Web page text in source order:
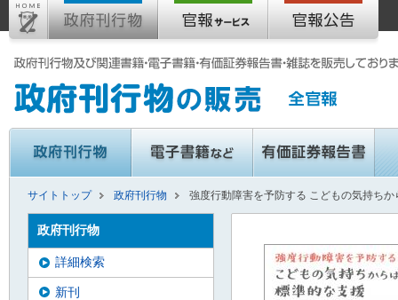
サイトトップ 政府刊行物 強度行動障害を予防する こどもの気持ち
政府刊行物
詳細検索
新刊